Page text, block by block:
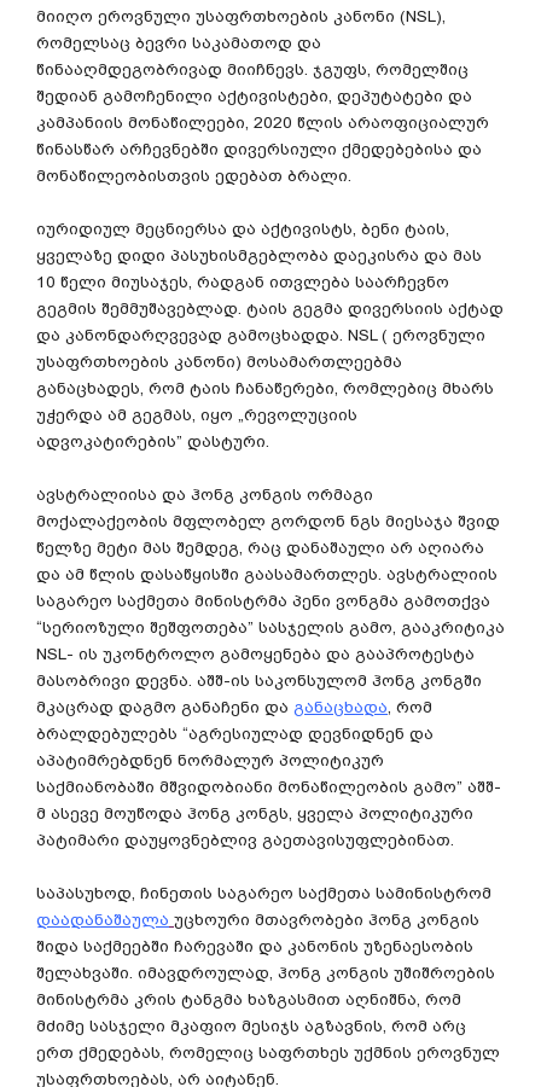
მიიღო ეროვნული უსაფრთხოების კანონი (NSL),
რომელსაც ბევრი საკამათოდ და
წინააღმდეგობრივად მიიჩნევს. ჯგუფს, რომელშიც
შედიან გამოჩენილი აქტივისტები, დეპუტატები და
კამპანიის მონაწილეები, 2020 წლის არაოფიციალურ
წინასწარ არჩევნებში დივერსიული ქმედებებისა და
მონაწილეობისთვის ედებათ ბრალი.
იურიდიულ მეცნიერსა და აქტივისტს, ბენი ტაის,
ყველაზე დიდი პასუხისმგებლობა დაეკისრა და მას
10 წელი მიუსაჯეს, რადგან ითვლება საარჩევნო
გეგმის შემმუშავებლად. ტაის გეგმა დივერსიის აქტად
და კანონდარღვევად გამოცხადდა. NSL ( ეროვნული
უსაფრთხოების კანონი) მოსამართლეებმა
განაცხადეს, რომ ტაის ჩანაწერები, რომლებიც მხარს
უჭერდა ამ გეგმას, იყო „რევოლუციის
ადვოკატირების” დასტური.
ავსტრალიისა და ჰონგ კონგის ორმაგი
მოქალაქეობის მფლობელ გორდონ ნგს მიესაჯა შვიდ
წელზე მეტი მას შემდეგ, რაც დანაშაული არ აღიარა
და ამ წლის დასაწყისში გაასამართლეს. ავსტრალიის
საგარეო საქმეთა მინისტრმა პენი ვონგმა გამოთქვა
“სერიოზული შეშფოთება” სასჯელის გამო, გააკრიტიკა
NSL- ის უკონტროლო გამოყენება და გააპროტესტა
მასობრივი დევნა. აშშ-ის საკონსულომ ჰონგ კონგში
მკაცრად დაგმო განაჩენი და განაცხადა , რომ
ბრალდებულებს “აგრესიულად დევნიდნენ და
აპატიმრებდნენ ნორმალურ პოლიტიკურ
საქმიანობაში მშვიდობიანი მონაწილეობის გამო” აშშ-
მ ასევე მოუწოდა ჰონგ კონგს, ყველა პოლიტიკური
პატიმარი დაუყოვნებლივ გაეთავისუფლებინათ.
საპასუხოდ, ჩინეთის საგარეო საქმეთა სამინისტრომ
დაადანაშაულა უცხოური მთავრობები ჰონგ კონგის
შიდა საქმეებში ჩარევაში და კანონის უზენაესობის
შელახვაში. იმავდროულად, ჰონგ კონგის უშიშროების
მინისტრმა კრის ტანგმა ხაზგასმით აღნიშნა, რომ
მძიმე სასჯელი მკაფიო მესიჯს აგზავნის, რომ არც
ერთ ქმედებას, რომელიც საფრთხეს უქმნის ეროვნულ
უსაფრთხოებას, არ აიტანენ.